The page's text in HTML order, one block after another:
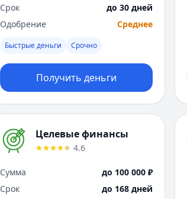
Срок
до 30 дней
Одобрение
Среднее
Быстрые деньги Срочно
Получить деньги
Целевые финансы
4.6
Сумма
до 100 000 ₽
Срок
до 168 дней